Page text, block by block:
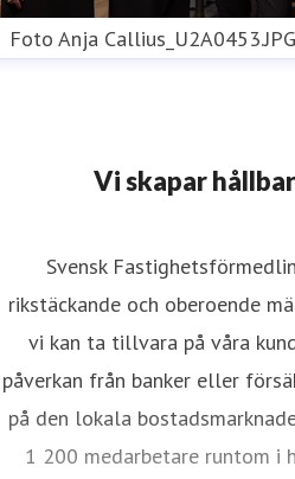
Foto Anja Callius_U2A0453.JPG
Vi skapar
Svensk
rikstäckande och oberoende
vi kan ta tillvara på våra
påverkan från banker eller
på den lokala
1 200 medarbetare runtom i